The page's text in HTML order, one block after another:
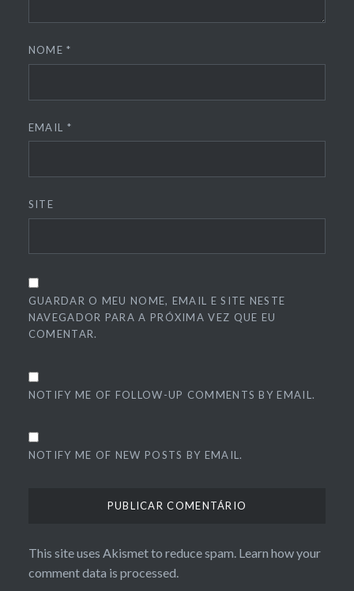
NOME*
EMAIL *
SITE
GUARDAR O MEU NOME, EMAIL E SITE NESTE
NAVEGADOR PARA A PRÓXIMA VEZ QUE EU
COMENTAR.
NOTIFY ME OF FOLLOW-UP COMMENTS BY EMAIL.
NOTIFY ME OF NEW POSTS BY EMAIL.
This site uses Akismet to reduce spam. Learn how your
comment data is processed.